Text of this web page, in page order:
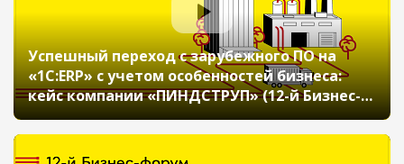
Успешный переход с зарубежного ПО на
«1С:ERP» с учетом особенностей бизнеса:
кейс компании «ПИНДСТРУП» (12-й Бизнес-
форум 1С:ERP 20 ноября 2025 г., Самойлова
Наталия, Леонтьева Марина, ООО
«ПИНДСТРУП»)